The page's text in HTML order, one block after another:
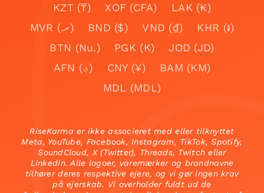
KZT (₸)
XOF (CFA)
LAK (₭)
MVR (.ރ)
BND ($) VND (₫)
KHR (៛)
BTN (Nu.)
PGK (K)
JOD (JD)
AFN (؋)
CNY (¥)
BAM (KM)
MDL (MDL)
RiseKarma er ikke associeret med eller tilknyttet
Meta, YouTube, Facebook, Instagram, TikTok, Spotify,
SoundCloud, X (Twitter), Threads, Twitch eller
LinkedIn. Alle logoer, varemærker og brandnavne
tilhører deres respektive ejere, og vi gør ingen krav
på ejerskab. Vi overholder fuldt ud de